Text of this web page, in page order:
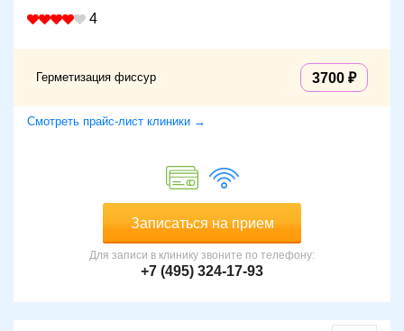
4
Герметизация фиссур 3700
Смотреть прайс-лист клиники →
Записаться на прием
Для записи в клинику звоните по телефону:
+7 (495) 324-17-93